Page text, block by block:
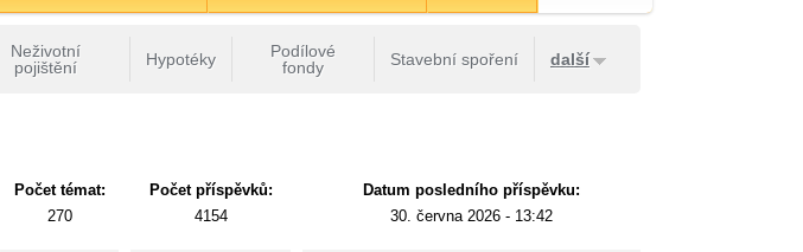
Neživotní
pojištění
Hypotéky
Podílové
fondy
Stavební spoření další
Datum posledního příspěvku:
30. června 2026 - 13:42
Počet příspěvků:
4154
Počet témat:
270